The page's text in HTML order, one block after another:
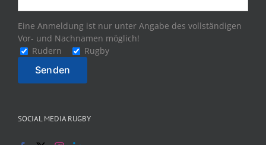
Eine Anmeldung ist nur unter Angabe des vollständigen
Vor- und Nachnamen möglich!
Rudern
Rugby
SOCIAL MEDIA RUGBY